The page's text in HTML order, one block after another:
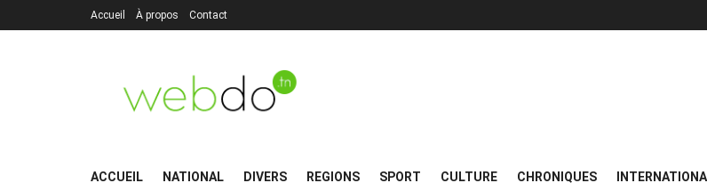
Accueil À propos Contact
ACCUEIL NATIONAL DIVERS REGIONS SPORT CULTURE CHRONIQUES